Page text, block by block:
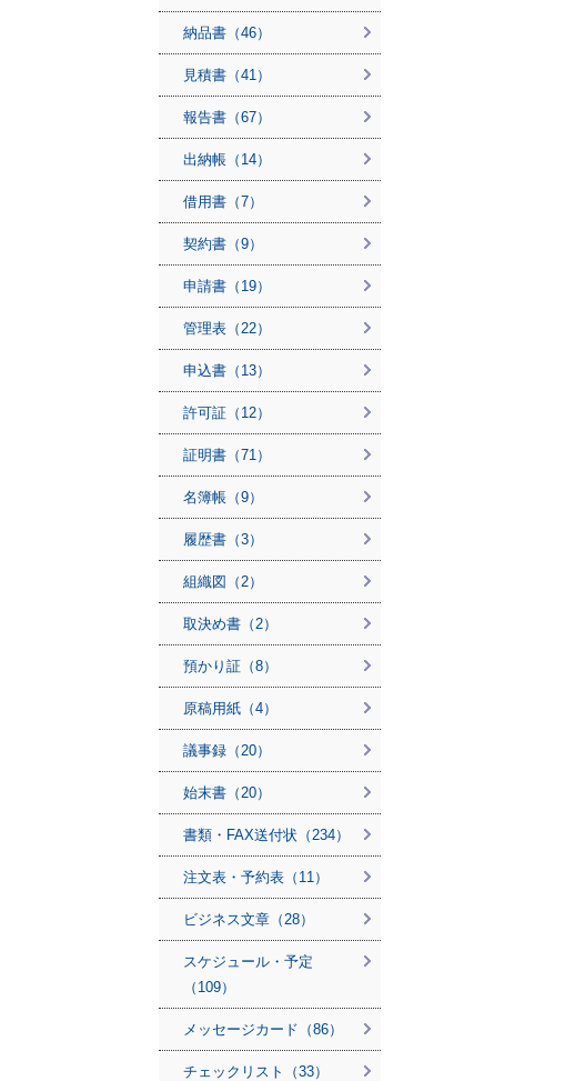
納品書（46）
見積書（41）
報告書（67）
出納帳（14）
借用書（7）
契約書（9）
申請書（19）
管理表（22）
申込書（13）
許可証（12）
証明書（71）
名簿帳（9）
履歴書（3）
組織図（2）
取決め書（2）
預かり証（8）
原稿用紙（4）
議事録（20）
始末書（20）
書類・FAX送付状（234）
注文表・予約表（11）
ビジネス文章（28）
スケジュール・予定
（109）
メッセージカード（86）
チェックリスト（33）